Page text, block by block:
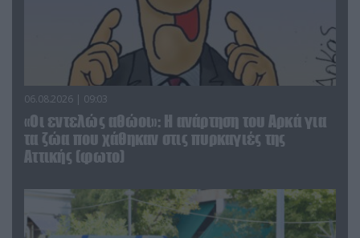
06.08.2026 | 09:03
«Οι εντελώς αθώοι»: Η ανάρτηση του Αρκά για
τα ζώα που χάθηκαν στις πυρκαγιές της
Αττικής (φωτο)